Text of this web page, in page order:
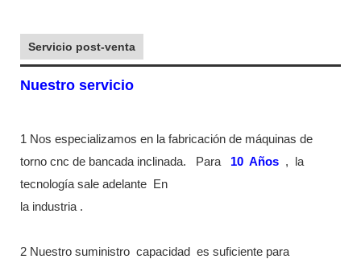
Servicio post-venta
Nuestro servicio
1 Nos especializamos en la fabricación de máquinas de
torno cnc de bancada inclinada.
Para 10 Años ,
la
tecnología sale adelante
En
la industria .
2 Nuestro suministro capacidad
es suficiente para